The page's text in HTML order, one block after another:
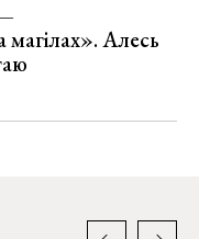
Алесь